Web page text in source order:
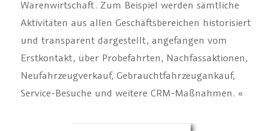
Warenwirtschaft. Zum Beispiel werden sämtliche
Aktivitäten aus allen Geschäftsbereichen historisiert
und transparent dargestellt, angefangen vom
Erstkontakt, über Probefahrten, Nachfassaktionen,
Neufahrzeugverkauf, Gebrauchtfahrzeugankauf,
Service-Besuche und weitere CRM-Maßnahmen. «